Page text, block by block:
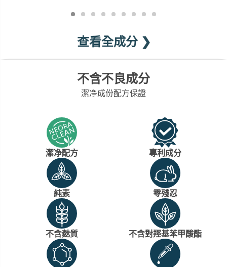
查看全成分 ❯
不含不良成分
潔净成份配方保證
潔净配方 專利成分
純素 零殘忍
不含麩質 不含對羥基苯甲酸酯